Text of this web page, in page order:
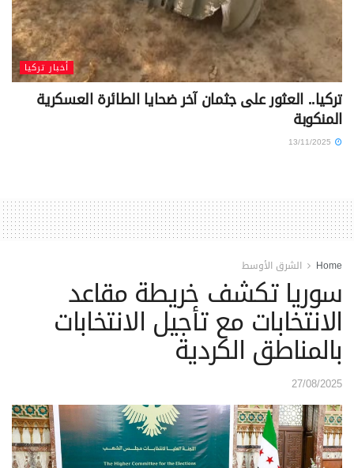
أخبار تركيا
تركيا.. العثور على جثمان آخر ضحايا الطائرة العسكرية
المنكوبة
Home الشرق الأوسط
سوريا تكشف خريطة مقاعد
الانتخابات مع تأجيل الانتخابات
بالمناطق الكردية
27/08/2025